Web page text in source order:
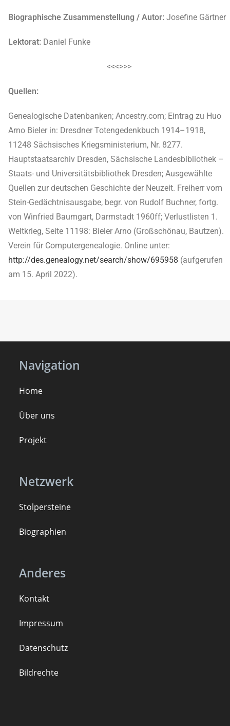
Biographische Zusammenstellung / Autor: Josefine Gärtner
Lektorat: Daniel Funke
<<<>>>
Quellen:
Genealogische Datenbanken; Ancestry.com; Eintrag zu Huo
Arno Bieler in: Dresdner Totengedenkbuch 1914–1918,
11248 Sächsisches Kriegsministerium, Nr. 8277.
Hauptstaatsarchiv Dresden, Sächsische Landesbibliothek –
Staats- und Universitätsbibliothek Dresden; Ausgewählte
Quellen zur deutschen Geschichte der Neuzeit. Freiherr vom
Stein-Gedächtnisausgabe, begr. von Rudolf Buchner, fortg.
von Winfried Baumgart, Darmstadt 1960ff; Verlustlisten 1.
Weltkrieg, Seite 11198: Bieler Arno (Großschönau, Bautzen).
Verein für Computergenealogie. Online unter:
http://des.genealogy.net/search/show/695958 (aufgerufen
am 15. April 2022).
Navigation
Home
Über uns
Projekt
Netzwerk
Stolpersteine
Biographien
Anderes
Kontakt
Impressum
Datenschutz
Bildrechte